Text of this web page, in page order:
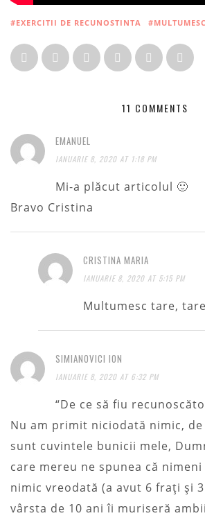
#EXERCITII DE RECUNOSTINTA #MULTUMESC
11 COMMENTS
EMANUEL
IANUARIE 8, 2020 AT 1:18 PM
Mi-a plăcut articolul 🙂
Bravo Cristina
CRISTINA MARIA
IANUARIE 8, 2020 AT 5:15 PM
Multumesc tare,
SIMIANOVICI ION
IANUARIE 8, 2020 AT 6:32 PM
“De ce să fiu
Nu am primit niciodată nimic, de
sunt cuvintele bunicii mele,
care mereu ne spunea că
nimic vreodată (a avut 6 fraţi şi
vârsta de 10 ani îi muriseră